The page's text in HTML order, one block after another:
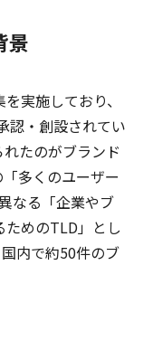
景
実施しており、
認・創設されてい
たのがブランド
多くのユーザー
なる「企業やブ
めのTLD」とし
内で約50件のブ